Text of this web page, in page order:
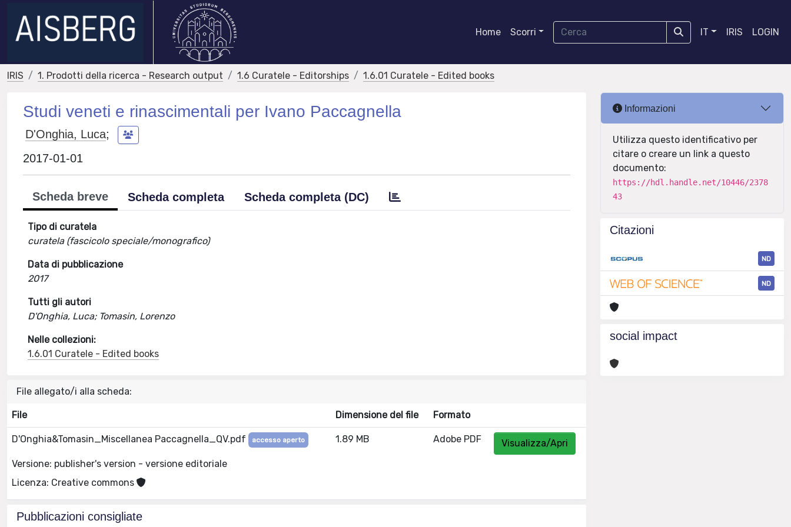
Home Scorri IT IRIS LOGIN
IRIS 1. Prodotti della ricerca - Research output 1.6 Curatele - Editorships 1.6.01 Curatele - Edited books
Studi veneti e rinascimentali per Ivano Paccagnella
D'Onghia, Luca;
2017-01-01
Scheda breve Scheda completa Scheda completa (DC)
Tipo di curatela
curatela (fascicolo speciale/monografico)
Data di pubblicazione
2017
Tutti gli autori
D'Onghia, Luca; Tomasin, Lorenzo
Nelle collezioni:
1.6.01 Curatele - Edited books
File allegato/i alla scheda:
File Dimensione del file Formato
D'Onghia&Tomasin_Miscellanea Paccagnella_QV.pdf accesso aperto
Versione: publisher's version - versione editoriale
Licenza: Creative commons
1.89 MB Adobe PDF Visualizza/Apri
Pubblicazioni consigliate
Informazioni
Utilizza questo identificativo per
citare o creare un link a questo
documento:
https://hdl.handle.net/10446/2378
43
Citazioni
ND
ND
social impact